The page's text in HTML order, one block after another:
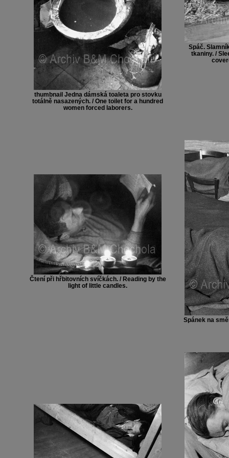
thumbnail Jedna dámská toaleta pro stovku
totálně nasazených. / One toilet for a hundred
women forced laborers.
Spáč.
tkaniny. /
Čtení při hřbitovních svíčkách. / Reading by the
light of little candles.
Spánek na